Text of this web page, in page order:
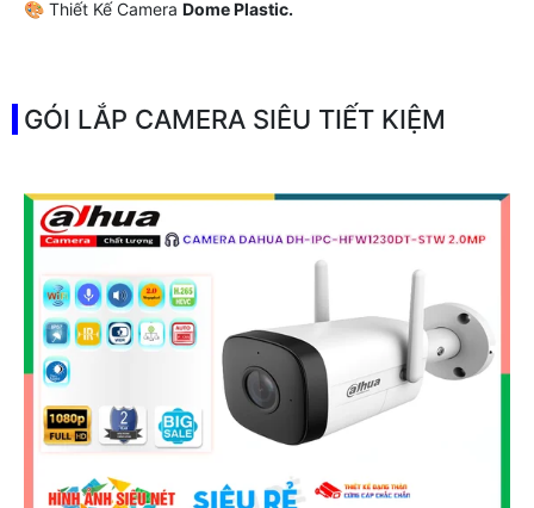
🎨 Thiết Kế Camera Dome Plastic.
GÓI LẮP CAMERA SIÊU TIẾT KIỆM